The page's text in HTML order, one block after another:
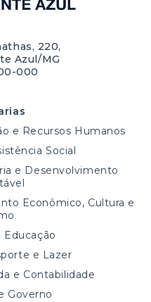
220,
Azul/MG
000
e Recursos Humanos
Social
e Desenvolvimento
Econômico, Cultura e
Educação
e Lazer
e Contabilidade
Governo